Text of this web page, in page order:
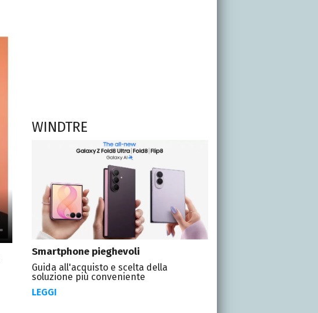
WINDTRE
Smartphone pieghevoli
Guida all'acquisto e scelta della
soluzione più conveniente
LEGGI